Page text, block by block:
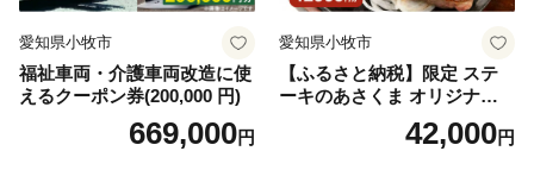
愛知県小牧市
福祉車両・介護車両改造に使
えるクーポン券(200,000 円)
669,000円
愛知県小牧市
【ふるさと納税】限定 ステ
ーキのあさくま オリジナル
お食事券 12000円 お好きなメ
ニュー 好きなだけ コーンス
42,000円